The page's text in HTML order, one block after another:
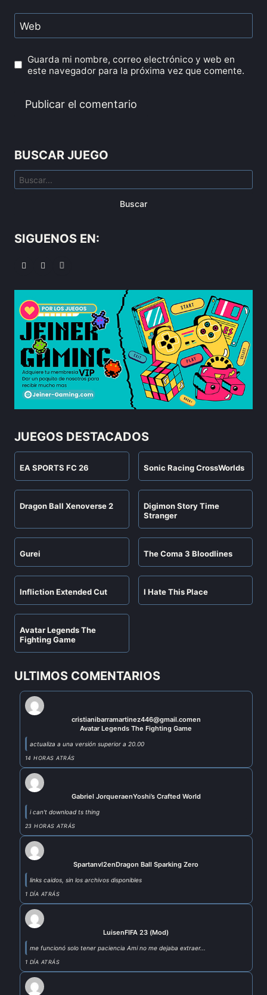
Web
Guarda mi nombre, correo electrónico y web en
este navegador para la próxima vez que comente.
BUSCAR JUEGO
Buscar
SIGUENOS EN:
JUEGOS DESTACADOS
EA SPORTS FC 26 Sonic Racing CrossWorlds
Dragon Ball Xenoverse 2
Digimon Story Time
Stranger
Gurei The Coma 3 Bloodlines
Infliction Extended Cut I Hate This Place
Avatar Legends The
Fighting Game
ULTIMOS COMENTARIOS
cristianibarramartinez446@gmail.comen
Avatar Legends The Fighting Game
actualiza a una versión superior a 20.00
14 HORAS ATRÁS
Gabriel JorqueraenYoshi’s Crafted World
i can't download ts thing
23 HORAS ATRÁS
Spartanvl2enDragon Ball Sparking Zero
links caidos, sin los archivos disponibles
1 DÍA ATRÁS
LuisenFIFA 23 (Mod)
me funcionó solo tener paciencia Ami no me dejaba extraer...
1 DÍA ATRÁS